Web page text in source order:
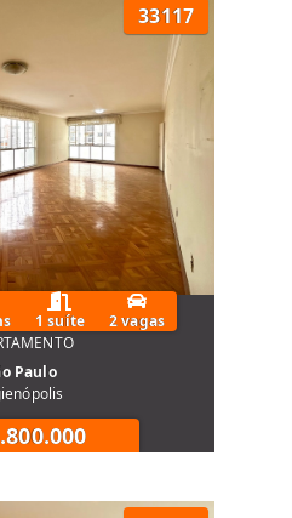
33117
1 suíte
2 vagas
Paulo